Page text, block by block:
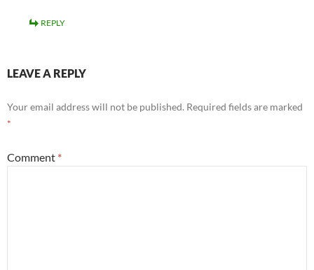
REPLY
LEAVE A REPLY
Your email address will not be published. Required fields are marked
*
Comment *